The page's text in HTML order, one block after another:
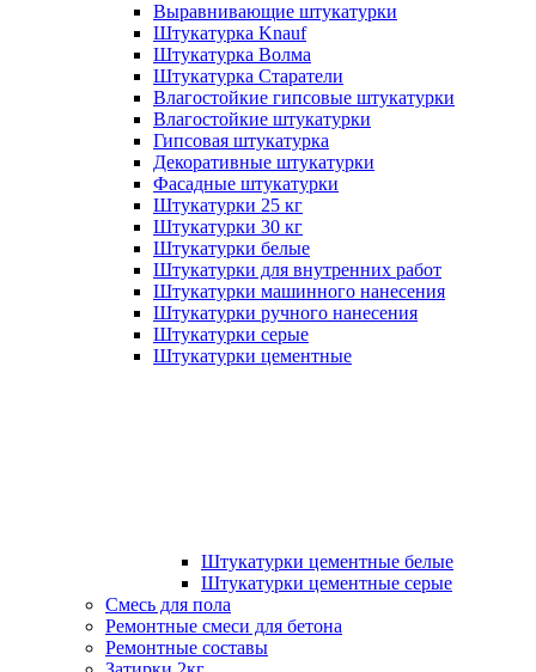
Выравнивающие штукатурки
Штукатурка Knauf
Штукатурка Волма
Штукатурка Старатели
Влагостойкие гипсовые штукатурки
Влагостойкие штукатурки
Гипсовая штукатурка
Декоративные штукатурки
Фасадные штукатурки
Штукатурки 25 кг
Штукатурки 30 кг
Штукатурки белые
Штукатурки для внутренних работ
Штукатурки машинного нанесения
Штукатурки ручного нанесения
Штукатурки серые
Штукатурки цементные
Штукатурки цементные белые
Штукатурки цементные серые
Смесь для пола
Ремонтные смеси для бетона
Ремонтные составы